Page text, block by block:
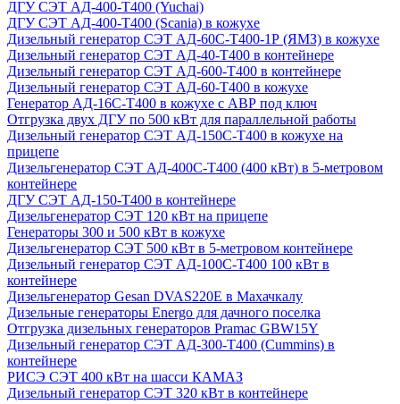
ДГУ СЭТ АД-400-Т400 (Yuchai)
ДГУ СЭТ АД-400-Т400 (Scania) в кожухе
Дизельный генератор СЭТ АД-60С-Т400-1Р (ЯМЗ) в кожухе
Дизельный генератор СЭТ АД-40-Т400 в контейнере
Дизельный генератор СЭТ АД-600-Т400 в контейнере
Дизельный генератор СЭТ АД-60-Т400 в кожухе
Генератор АД-16С-Т400 в кожухе с АВР под ключ
Отгрузка двух ДГУ по 500 кВт для параллельной работы
Дизельный генератор СЭТ АД-150С-Т400 в кожухе на
прицепе
Дизельгенератор СЭТ АД-400С-Т400 (400 кВт) в 5-метровом
контейнере
ДГУ СЭТ АД-150-Т400 в контейнере
Дизельгенератор СЭТ 120 кВт на прицепе
Генераторы 300 и 500 кВт в кожухе
Дизельгенератор СЭТ 500 кВт в 5-метровом контейнере
Дизельный генератор СЭТ АД-100С-Т400 100 кВт в
контейнере
Дизельгенератор Gesan DVAS220E в Махачкалу
Дизельные генераторы Energo для дачного поселка
Отгрузка дизельных генераторов Pramac GВW15Y
Дизельный генератор СЭТ АД-300-Т400 (Cummins) в
контейнере
РИСЭ СЭТ 400 кВт на шасси КАМАЗ
Дизельный генератор СЭТ 320 кВт в контейнере